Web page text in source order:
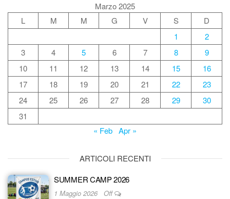
Marzo 2025
L
M M G V S
D
1
2
3
4 5 6 7 8
9
10
11 12 13 14 15
16
17
18 19 20 21 22
23
24
25 26 27 28 29
30
31
« Feb Apr »
ARTICOLI RECENTI
SUMMER CAMP 2026
1 Maggio 2026 Off